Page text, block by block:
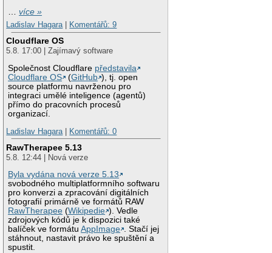
…více »
Ladislav Hagara| Komentářů: 9
Cloudflare OS
5.8. 17:00 | Zajímavý software
Společnost Cloudflare představila
Cloudflare OS
(GitHub ), tj. open
source platformu navrženou pro
integraci umělé inteligence (agentů)
přímo do pracovních procesů
organizací.
Ladislav Hagara| Komentářů: 0
RawTherapee 5.13
5.8. 12:44 | Nová verze
Byla vydána nová verze 5.13
svobodného multiplatformního softwaru
pro konverzi a zpracování digitálních
fotografií primárně ve formátů RAW
RawTherapee (Wikipedie ). Vedle
zdrojových kódů je k dispozici také
balíček ve formátuAppImage . Stačí jej
stáhnout, nastavit právo ke spuštění a
spustit.